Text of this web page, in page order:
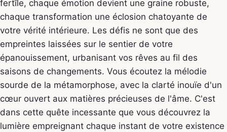
fertîle, chaque émotion devient une graine robuste,
chaque transformation une éclosion chatoyante de
votre vérité intérieure. Les défis ne sont que des
empreintes laissées sur le sentier de votre
épanouissement, urbanisant vos rêves au fil des
saisons de changements. Vous écoutez la mélodie
sourde de la métamorphose, avec la clarté inouïe d'un
cœur ouvert aux matières précieuses de l'âme. C'est
dans cette quête incessante que vous découvrez la
lumière empreignant chaque instant de votre existence